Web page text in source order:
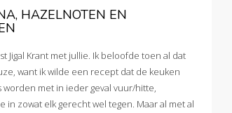
HAZELNOTEN EN
Jigal Krant met jullie. Ik beloofde toen al dat
want ik wilde een recept dat de keuken
worden met in ieder geval vuur/hitte,
zowat elk gerecht wel tegen. Maar al met al